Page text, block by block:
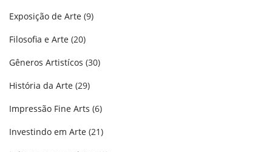
Exposição de Arte (9)
Filosofia e Arte (20)
Gêneros Artistícos (30)
História da Arte (29)
Impressão Fine Arts (6)
Investindo em Arte (21)